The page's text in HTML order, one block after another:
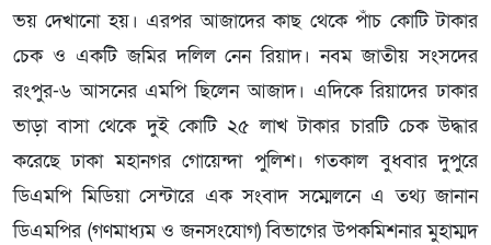
ভয় দেখানো হয়। এরপর আজাদের কাছ থেকে পাঁচ কোটি টাকার
চেক ও একটি জমির দলিল নেন রিয়াদ। নবম জাতীয় সংসদের
রংপুর-৬ আসনের এমপি ছিলেন আজাদ। এদিকে রিয়াদের ঢাকার
ভাড়া বাসা থেকে দুই কোটি ২৫ লাখ টাকার চারটি চেক উদ্ধার
করেছে ঢাকা মহানগর গোয়েন্দা পুলিশ। গতকাল বুধবার দুপুরে
ডিএমপি মিডিয়া সেন্টারে এক সংবাদ সম্মেলনে এ তথ্য জানান
ডিএমপির (গণমাধ্যম ও জনসংযোগ) বিভাগের উপকমিশনার মুহাম্মদ